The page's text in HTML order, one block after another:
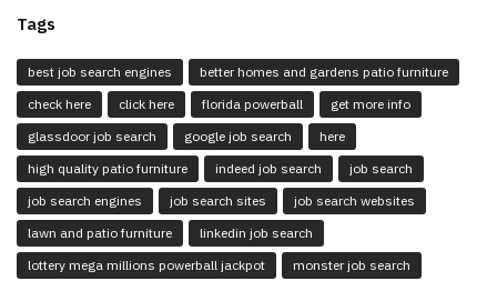
Tags
best job search engines
better homes and gardens patio furniture
check here
click here florida powerball
get more info
glassdoor job search
google job search
here
high quality patio furniture
indeed job search
job search
job search engines
job search sites
job search websites
lawn and patio furniture
linkedin job search
lottery mega millions powerball jackpot
monster job search